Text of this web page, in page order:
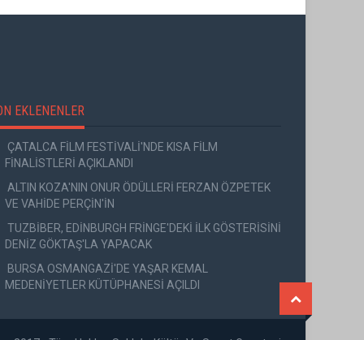
EKLENENLER
ÇATALCA FİLM FESTİVALİ'NDE KISA FİLM
FİNALİSTLERİ AÇIKLANDI
ALTIN KOZA'NIN ONUR ÖDÜLLERİ FERZAN ÖZPETEK
VE VAHİDE PERÇİN'İN
TUZBİBER, EDİNBURGH FRİNGE'DEKİ İLK GÖSTERİSİNİ
DENİZ GÖKTAŞ'LA YAPACAK
BURSA OSMANGAZİ'DE YAŞAR KEMAL
MEDENİYETLER KÜTÜPHANESİ AÇILDI